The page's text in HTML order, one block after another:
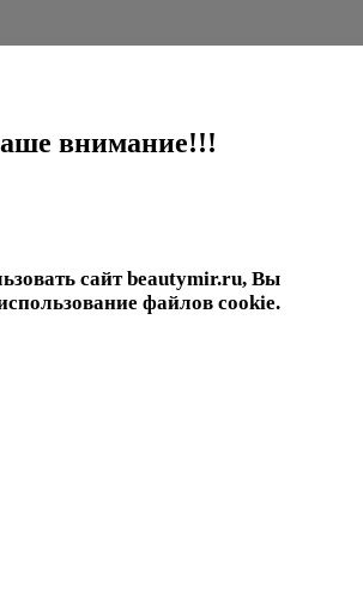
внимание!!!
сайт beautymir.ru, Вы
файлов cookie.